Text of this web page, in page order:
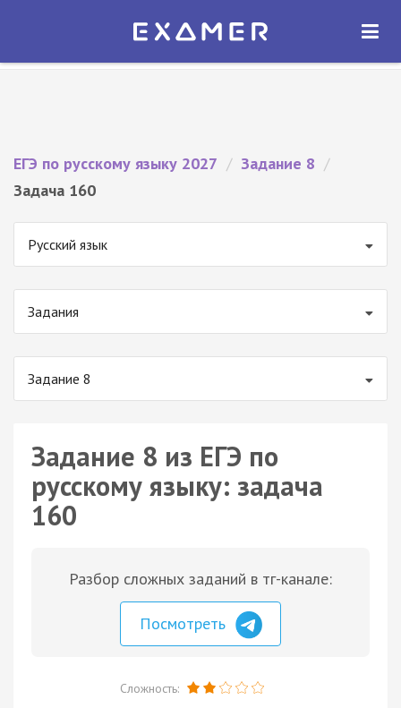
Экзамер — ЕГЭ 2027
ОТКРЫТЬ
ЕГЭ по русскому языку 2027 / Задание 8 /
Задача 160
Русский язык
Задания
Задание 8
Задание 8 из ЕГЭ по
русскому языку: задача
160
Разбор сложных заданий в тг-канале:
Посмотреть
Сложность: